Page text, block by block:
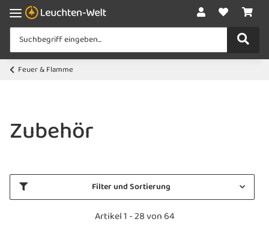
Feuer & Flamme
Zubehör
Filter und Sortierung
Artikel 1 - 28 von 64